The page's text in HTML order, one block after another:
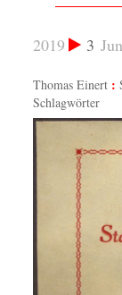
3
2019
Thomas Einert
Schlagwörter